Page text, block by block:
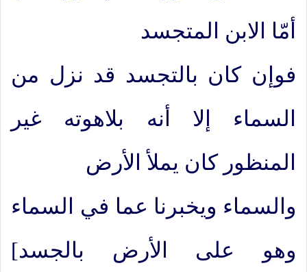
أمّا الابن المتجسد
فوإن كان بالتجسد قد نزل من
السماء إلا أنه بلاهوته غير
المنظور كان يملأ الأرض
والسماء ويخبرنا عما في السماء
وهو على الأرض بالجسد]